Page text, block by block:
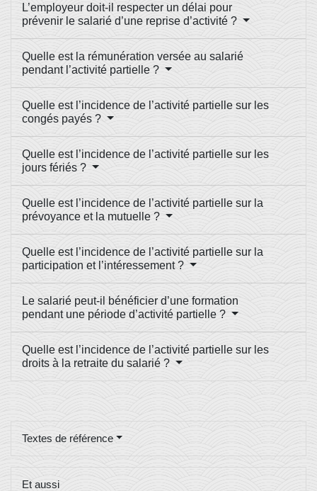
L’employeur doit-il respecter un délai pour
prévenir le salarié d’une reprise d’activité ?
Quelle est la rémunération versée au salarié
pendant l’activité partielle ?
Quelle est l’incidence de l’activité partielle sur les
congés payés ?
Quelle est l’incidence de l’activité partielle sur les
jours fériés ?
Quelle est l’incidence de l’activité partielle sur la
prévoyance et la mutuelle ?
Quelle est l’incidence de l’activité partielle sur la
participation et l’intéressement ?
Le salarié peut-il bénéficier d’une formation
pendant une période d’activité partielle ?
Quelle est l’incidence de l’activité partielle sur les
droits à la retraite du salarié ?
Textes de référence
Et aussi